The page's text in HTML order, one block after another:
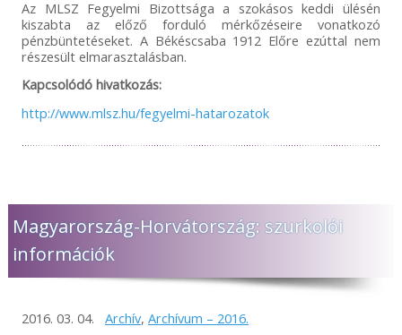
Az MLSZ Fegyelmi Bizottsága a szokásos keddi ülésén
kiszabta az előző forduló mérkőzéseire vonatkozó
pénzbüntetéseket. A Békéscsaba 1912 Előre ezúttal nem
részesült elmarasztalásban.
Kapcsolódó hivatkozás:
http://www.mlsz.hu/fegyelmi-hatarozatok
Magyarország-Horvátország: szurkolói
információk
2016. 03. 04. Archív, Archívum – 2016.